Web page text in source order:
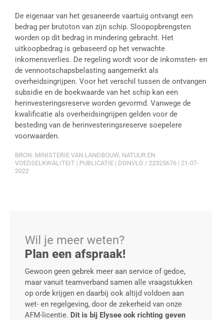
De eigenaar van het gesaneerde vaartuig ontvangt een
bedrag per brutoton van zijn schip. Sloopopbrengsten
worden op dit bedrag in mindering gebracht. Het
uitkoopbedrag is gebaseerd op het verwachte
inkomensverlies. De regeling wordt voor de inkomsten- en
de vennootschapsbelasting aangemerkt als
overheidsingrijpen. Voor het verschil tussen de ontvangen
subsidie en de boekwaarde van het schip kan een
herinvesteringsreserve worden gevormd. Vanwege de
kwalificatie als overheidsingrijpen gelden voor de
besteding van de herinvesteringsreserve soepelere
voorwaarden.
BRON: MINISTERIE VAN LANDBOUW, NATUUR EN
VOEDSELKWALITEIT | PUBLICATIE | DGNVLG / 22325676 | 21-07-
2022
Wil je meer weten?
Plan een afspraak!
Gewoon geen gebrek meer aan service of gedoe,
maar vanuit teamverband samen alle vraagstukken
op orde krijgen en daarbij ook altijd voldoen aan
wet- en regelgeving, door de zekerheid van onze
AFM-licentie. Dit is bij Elysee ook richting geven